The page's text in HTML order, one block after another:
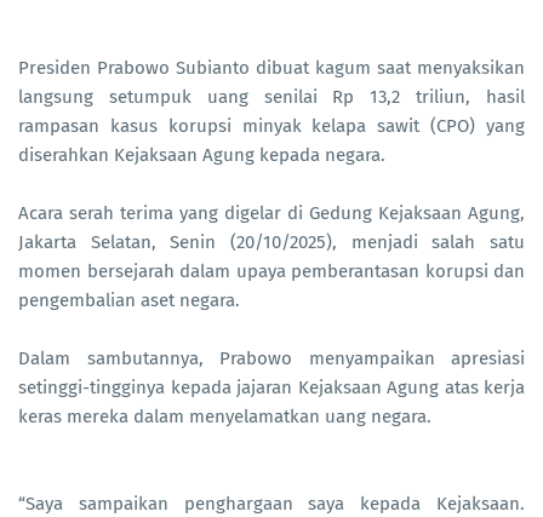
Presiden Prabowo Subianto dibuat kagum saat menyaksikan
langsung setumpuk uang senilai Rp 13,2 triliun, hasil
rampasan kasus korupsi minyak kelapa sawit (CPO) yang
diserahkan Kejaksaan Agung kepada negara.
Acara serah terima yang digelar di Gedung Kejaksaan Agung,
Jakarta Selatan, Senin (20/10/2025), menjadi salah satu
momen bersejarah dalam upaya pemberantasan korupsi dan
pengembalian aset negara.
Dalam sambutannya, Prabowo menyampaikan apresiasi
setinggi-tingginya kepada jajaran Kejaksaan Agung atas kerja
keras mereka dalam menyelamatkan uang negara.
“Saya sampaikan penghargaan saya kepada Kejaksaan.